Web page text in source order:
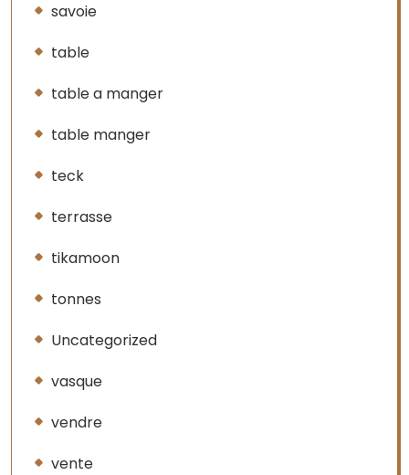
savoie
table
table a manger
table manger
teck
terrasse
tikamoon
tonnes
Uncategorized
vasque
vendre
vente